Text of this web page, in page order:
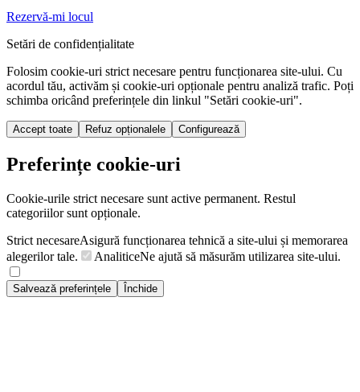
Rezervă-mi locul
Setări de confidențialitate
Folosim cookie-uri strict necesare pentru funcționarea site-ului. Cu
acordul tău, activăm și cookie-uri opționale pentru analiză trafic. Poți
schimba oricând preferințele din linkul "Setări cookie-uri".
Accept toate Refuz opționalele Configurează
Preferințe cookie-uri
Cookie-urile strict necesare sunt active permanent. Restul
categoriilor sunt opționale.
Strict necesareAsigură funcționarea tehnică a site-ului și memorarea
alegerilor tale.
AnaliticeNe ajută să măsurăm utilizarea site-ului.
Salvează preferințele Închide